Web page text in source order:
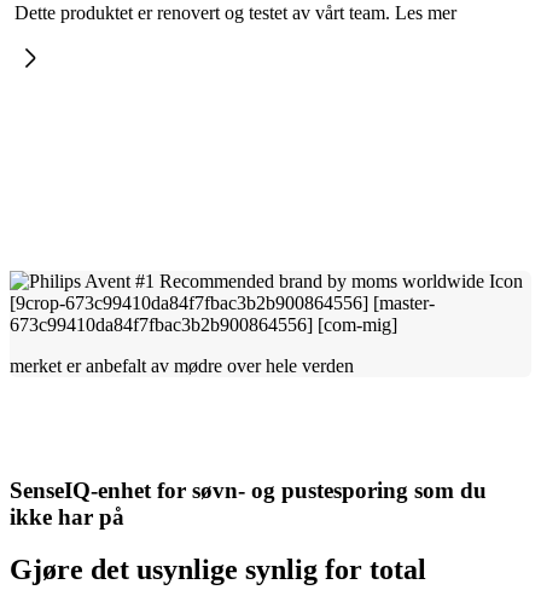
Dette produktet er renovert og testet av vårt team. Les mer
merket er anbefalt av mødre over hele verden
SenseIQ-enhet for søvn- og pustesporing som du
ikke har på
Gjøre det usynlige synlig for total